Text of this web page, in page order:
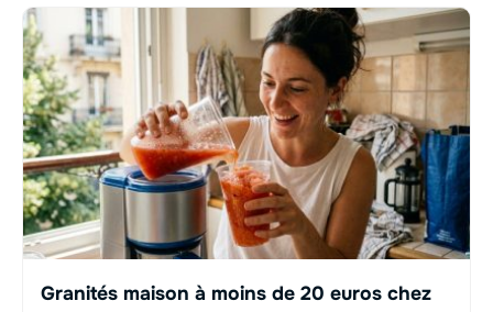
Granités maison à moins de 20 euros chez